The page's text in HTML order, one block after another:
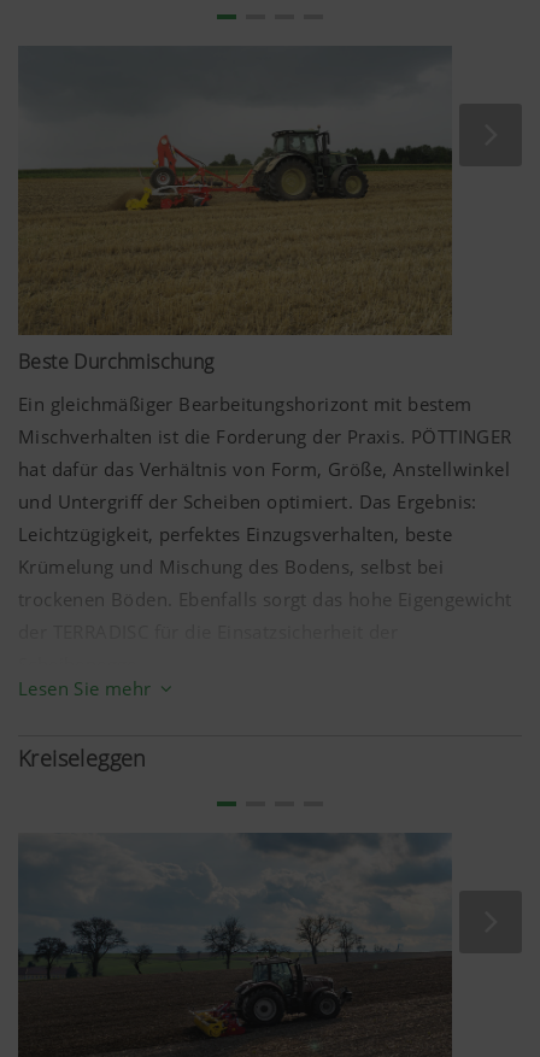
haben die Wahl – vom flachen Stoppelsturz bis hin zur
Beste Durchmischung
Ein gleichmäßiger Bearbeitungshorizont mit bestem
Mischverhalten ist die Forderung der Praxis. PÖTTINGER
hat dafür das Verhältnis von Form, Größe, Anstellwinkel
und Untergriff der Scheiben optimiert. Das Ergebnis:
Leichtzügigkeit, perfektes Einzugsverhalten, beste
Krümelung und Mischung des Bodens, selbst bei
trockenen Böden. Ebenfalls sorgt das hohe Eigengewicht
Saatbettbereitung über den flachen Stoppelsturz im
Sommer bis hin zur Aussat von Zwischenfrüchten, der
Ausbringung von Dünger sowie dem Umbruch von
Lesen Sie mehr
Kreiseleggen